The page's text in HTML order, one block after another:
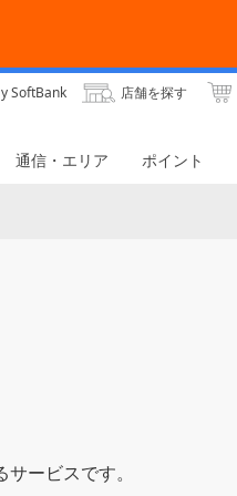
SoftBank 店舗を探す
通信・エリア ポイント
ービスです。